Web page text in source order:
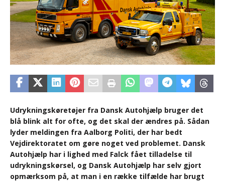
Udrykningskøretøjer fra Dansk Autohjælp bruger det
blå blink alt for ofte, og det skal der ændres på. Sådan
lyder meldingen fra Aalborg Politi, der har bedt
Vejdirektoratet om gøre noget ved problemet. Dansk
Autohjælp har i lighed med Falck fået tilladelse til
udrykningskørsel, og Dansk Autohjælp har selv gjort
opmærksom på, at man i en række tilfælde har brugt